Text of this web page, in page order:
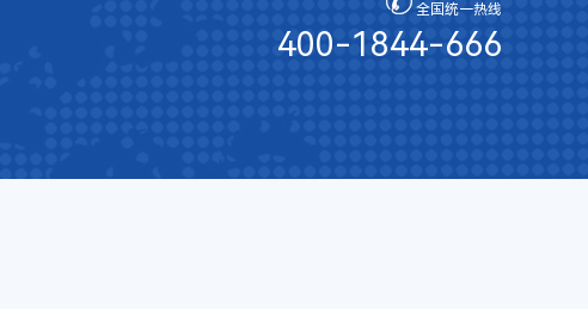
全国统一热线
400-1844-666